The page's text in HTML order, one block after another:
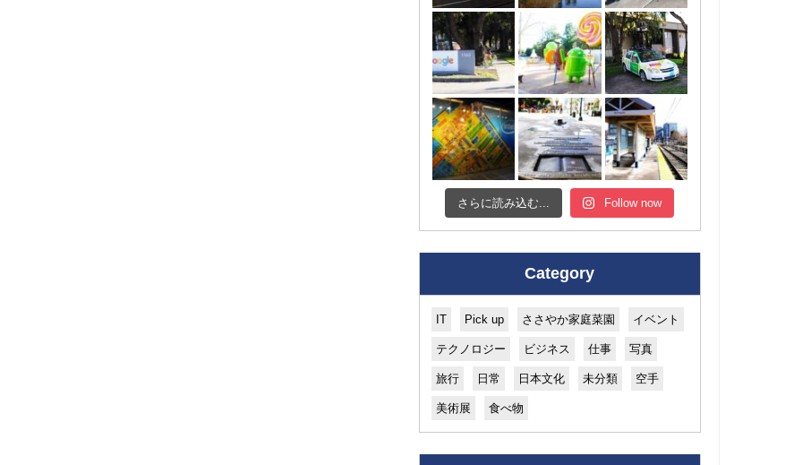
さらに読み込む... Follow now
Category
IT Pick up ささやか家庭菜園 イベント
テクノロジー ビジネス 仕事 写真
旅行 日常 日本文化 未分類 空手
美術展 食べ物